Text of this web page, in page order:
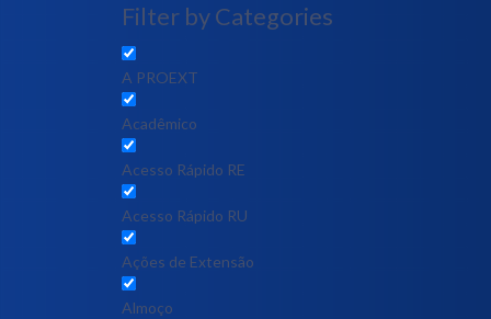
Filter by Categories
A PROEXT
Acadêmico
Acesso Rápido RE
Acesso Rápido RU
Ações de Extensão
Almoço